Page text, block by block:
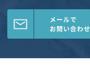
メールで
お問い合わせ